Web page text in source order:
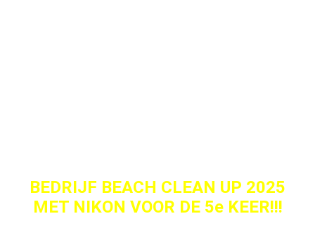
BEDRIJF BEACH CLEAN UP 2025
MET NIKON VOOR DE 5e KEER!!!